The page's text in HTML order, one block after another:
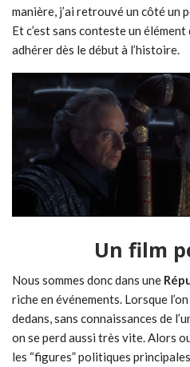
manière, j’ai retrouvé un côté un
Et c’est sans conteste un
adhérer dès le début à l’histoire.
Un film
Nous sommes donc dans une
riche en événements. Lorsque
dedans, sans connaissances de
on se perd aussi très vite. Alors
les “figures” politiques